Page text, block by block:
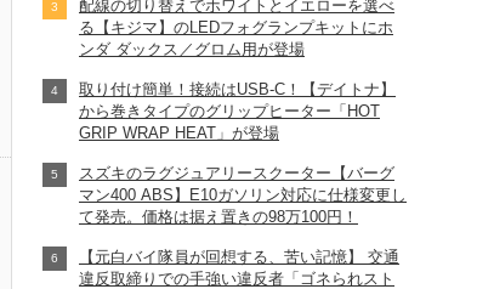
配線の切り替えでホワイトとイエローを選べ
る【キジマ】のLEDフォグランプキットにホ
ンダ ダックス／グロム用が登場
取り付け簡単！接続はUSB-C！【デイトナ】
から巻きタイプのグリップヒーター「HOT
GRIP WRAP HEAT」が登場
スズキのラグジュアリースクーター【バーグ
マン400 ABS】E10ガソリン対応に仕様変更し
て発売。価格は据え置きの98万100円！
【元白バイ隊員が回想する、苦い記憶】 交通
違反取締りでの手強い違反者「ゴネられスト